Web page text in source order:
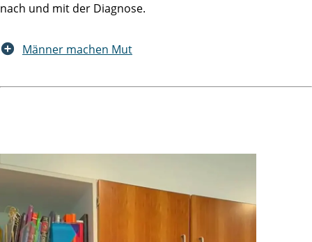
nach und mit der Diagnose.
Männer machen Mut